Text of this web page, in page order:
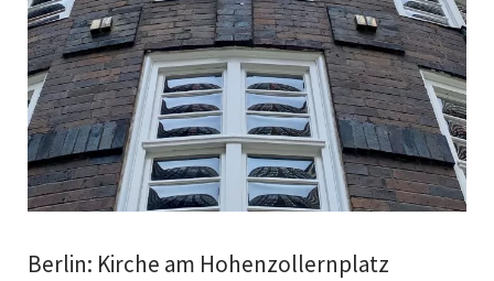
Berlin: Kirche am Hohenzollernplatz